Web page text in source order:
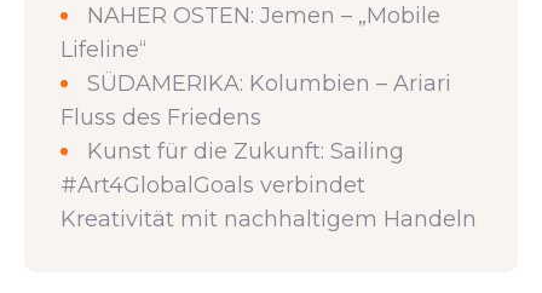
NAHER OSTEN: Jemen – „Mobile
Lifeline“
SÜDAMERIKA: Kolumbien – Ariari
Fluss des Friedens
Kunst für die Zukunft: Sailing
#Art4GlobalGoals verbindet
Kreativität mit nachhaltigem Handeln